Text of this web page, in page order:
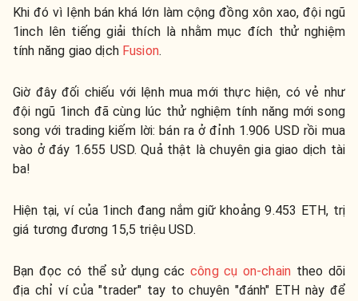
Khi đó vì lệnh bán khá lớn làm cộng đồng xôn xao, đội ngũ
1inch lên tiếng giải thích là nhằm mục đích thử nghiệm
tính năng giao dịch Fusion.
Giờ đây đối chiếu với lệnh mua mới thực hiện, có vẻ như
đội ngũ 1inch đã cùng lúc thử nghiệm tính năng mới song
song với trading kiếm lời: bán ra ở đỉnh 1.906 USD rồi mua
vào ở đáy 1.655 USD. Quả thật là chuyên gia giao dịch tài
ba!
Hiện tại, ví của 1inch đang nắm giữ khoảng 9.453 ETH, trị
giá tương đương 15,5 triệu USD.
Bạn đọc có thể sử dụng cáccông cụ on-chain theo dõi
địa chỉ ví của "trader" tay to chuyên "đánh" ETH này để